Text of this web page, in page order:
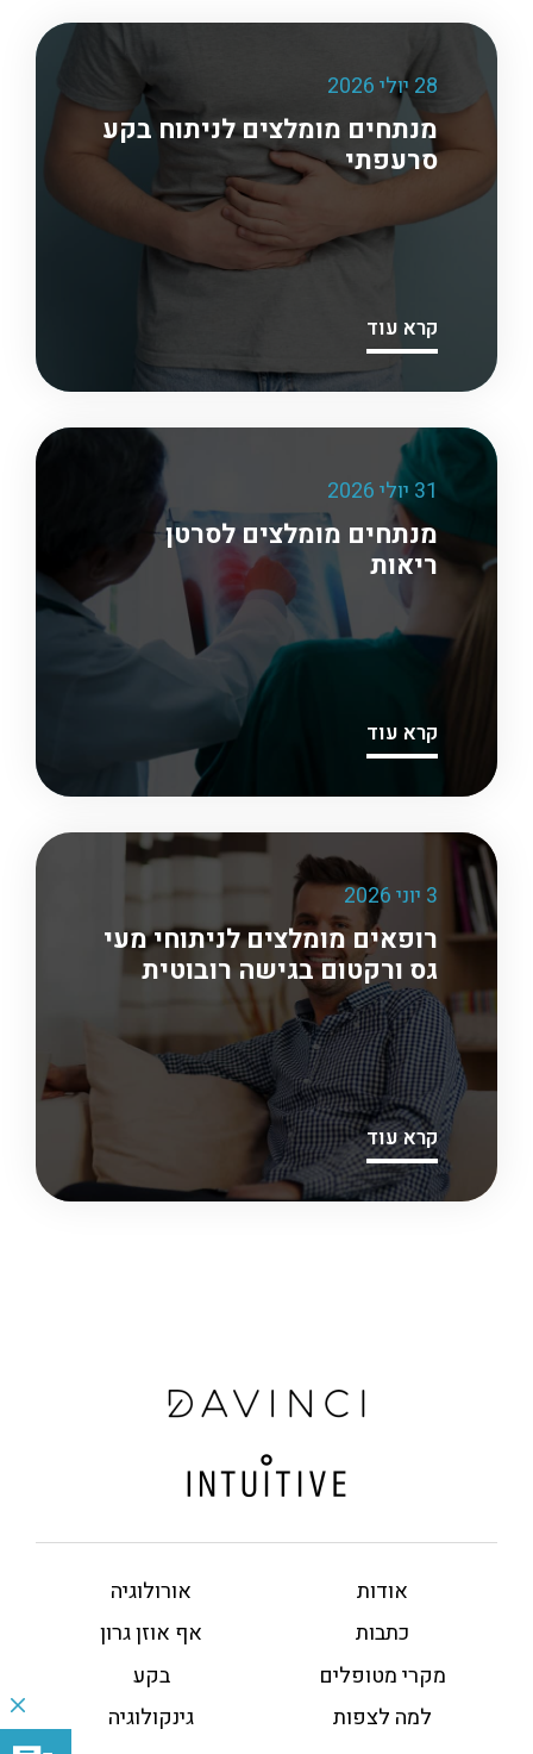
28 יולי 2026
מנתחים מומלצים לניתוח בקע
סרעפתי
קרא עוד
31 יולי 2026
מנתחים מומלצים לסרטן
ריאות
קרא עוד
3 יוני 2026
רופאים מומלצים לניתוחי מעי
גס ורקטום בגישה רובוטית
קרא עוד
אודות
כתבות
מקרי מטופלים
למה לצפות
אורולוגיה
אף אוזן גרון
בקע
גינקולוגיה